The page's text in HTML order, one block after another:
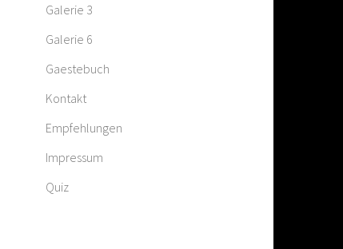
Galerie 3
Galerie 6
Gaestebuch
Kontakt
Empfehlungen
Impressum
Quiz